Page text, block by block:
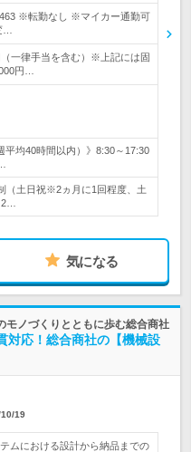
※転勤なし ※マイカー通勤可
…
（一律手当を含む）※上記には固
円…
平均40時間以内）》8:30～17:30
（土日祝※2ヵ月に1回程度、土
気になる
モノづくりとともに歩む総合商社
対応！総合商社の【機械設
19
ムにおける設計から納品までの